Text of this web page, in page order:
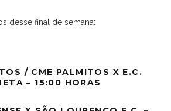
desse final de semana:
/ CME PALMITOS X E.C.
– 15:00 HORAS